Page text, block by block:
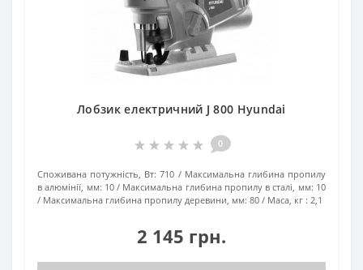
Лобзик електричний J 800 Hyundai
0
Споживана потужність, Вт: 710
Максимальна глибина пропилу
в алюмінії, мм: 10 Максимальна глибина пропилу в сталі, мм: 10
Максимальна глибина пропилу деревини, мм: 80 Маса, кг : 2,1
2 145 грн.